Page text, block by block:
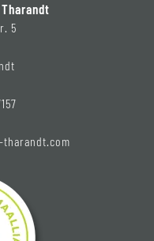
5
tharandt.com